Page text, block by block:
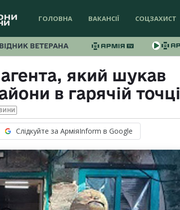
ГОЛОВНА ВАКАНСІЇ СОЦЗАХИСТ
ВЕТЕРАНА
який шукав
в гарячій точці
Слідкуйте за АрміяInform в Google